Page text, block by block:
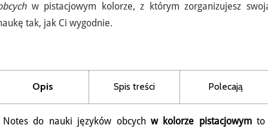
w pistacjowym kolorze, z którym zorganizujesz
tak, jak Ci wygodnie.
Opis Spis treści Polecają
Notes do nauki języków obcych w kolorze pistacjowymto